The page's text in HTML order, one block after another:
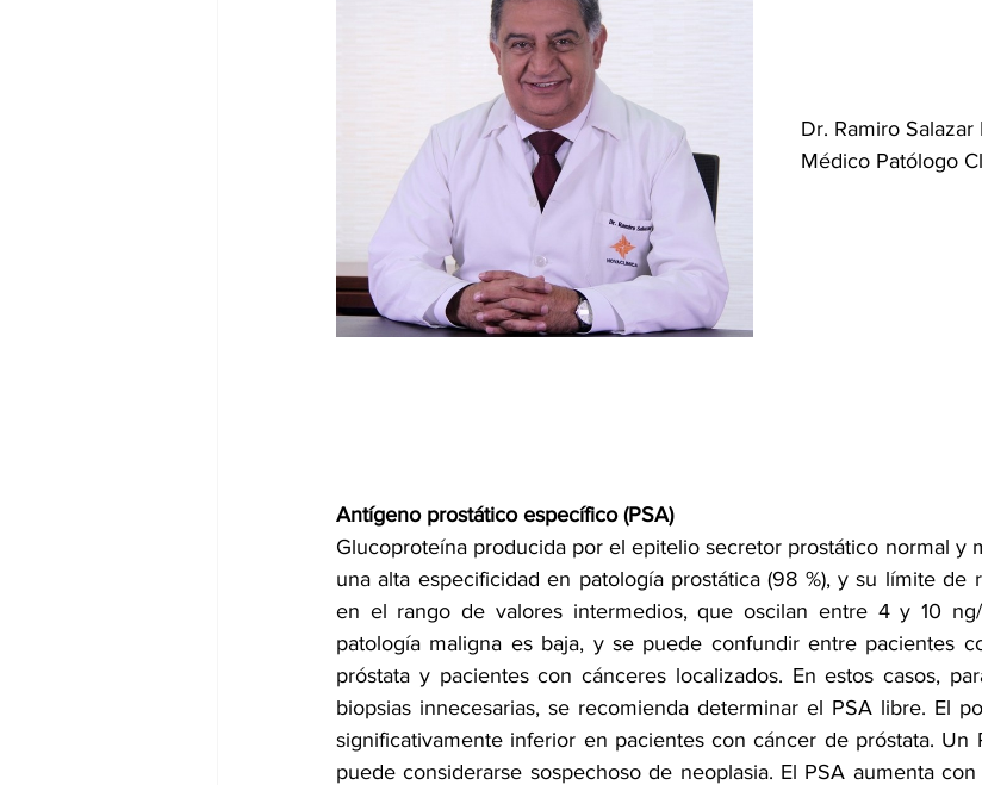
Dr. Ramiro Salazar
Médico Patólogo
Antígeno prostático específico (PSA)
Glucoproteína producida por el epitelio secretor prostático normal y
una alta especificidad en patología prostática (98 %), y su límite de
en el rango de valores intermedios, que oscilan entre 4 y 10
patología maligna es baja, y se puede confundir entre pacientes
próstata y pacientes con cánceres localizados. En estos casos,
biopsias innecesarias, se recomienda determinar el PSA libre. El
significativamente inferior en pacientes con cáncer de próstata.
puede considerarse sospechoso de neoplasia. El PSA aumenta